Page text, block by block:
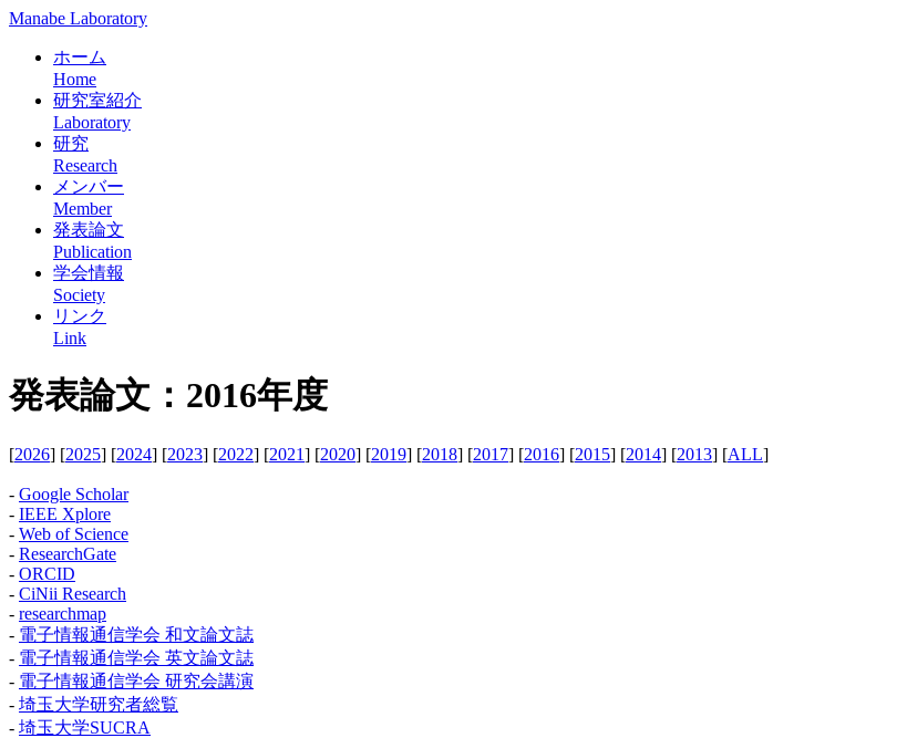
Manabe Laboratory
ホーム
Home
研究室紹介
Laboratory
研究
Research
メンバー
Member
発表論文
Publication
学会情報
Society
リンク
Link
発表論文：2016年度
[2026] [2025] [2024] [2023] [2022] [2021] [2020] [2019] [2018] [2017] [2016] [2015] [2014] [2013] [ALL]
- Google Scholar
- IEEE Xplore
- Web of Science
- ResearchGate
- ORCID
- CiNii Research
- researchmap
- 電子情報通信学会 和文論文誌
- 電子情報通信学会 英文論文誌
- 電子情報通信学会 研究会講演
- 埼玉大学研究者総覧
- 埼玉大学SUCRA